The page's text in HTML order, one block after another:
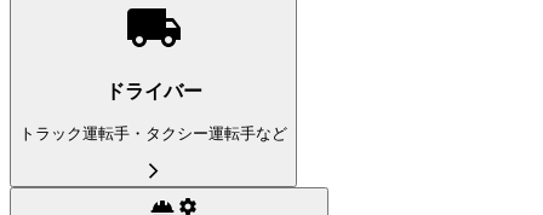
ドライバー
トラック運転手・タクシー運転手など